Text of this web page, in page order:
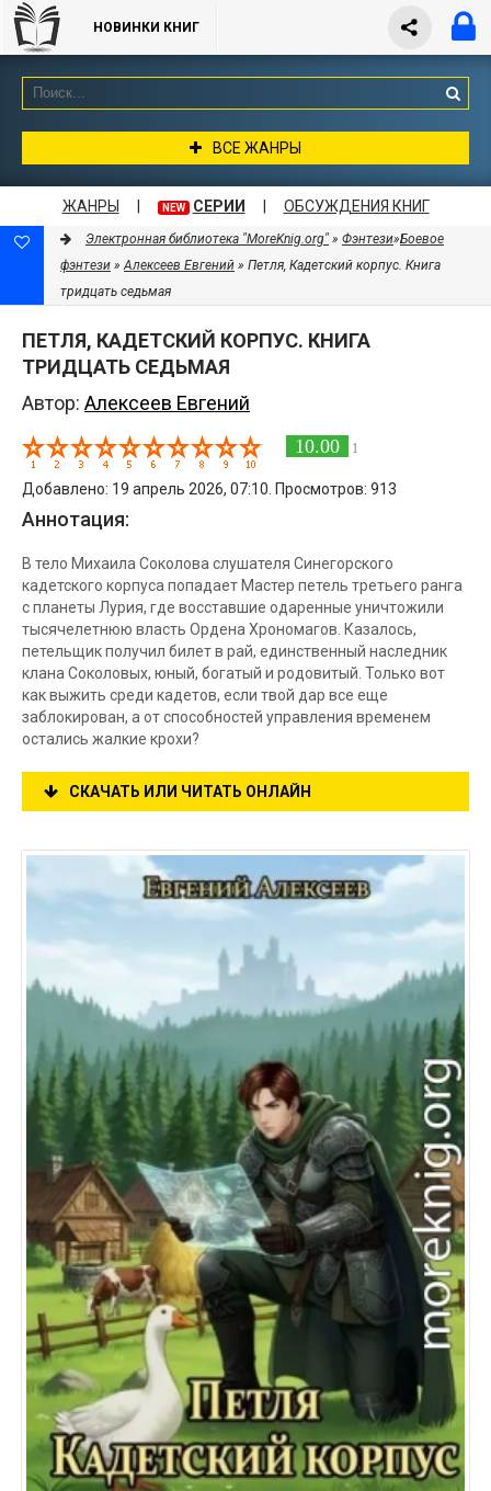
НОВИНКИ КНИГ
ВСЕ ЖАНРЫ
ЖАНРЫ NEW СЕРИИ ОБСУЖДЕНИЯ КНИГ
Электронная библиотека "MoreKnig.org" » Фэнтези»Боевое
фэнтези »Алексеев Евгений » Петля, Кадетский корпус. Книга
тридцать седьмая
ПЕТЛЯ, КАДЕТСКИЙ КОРПУС. КНИГА
ТРИДЦАТЬ СЕДЬМАЯ
Автор: Алексеев Евгений
10.00 1
Добавлено: 19 апрель 2026, 07:10. Просмотров: 913
Аннотация:
В тело Михаила Соколова слушателя Синегорского
кадетского корпуса попадает Мастер петель третьего ранга
с планеты Лурия, где восставшие одаренные уничтожили
тысячелетнюю власть Ордена Хрономагов. Казалось,
петельщик получил билет в рай, единственный наследник
клана Соколовых, юный, богатый и родовитый. Только вот
как выжить среди кадетов, если твой дар все еще
заблокирован, а от способностей управления временем
остались жалкие крохи?
СКАЧАТЬ ИЛИ ЧИТАТЬ ОНЛАЙН